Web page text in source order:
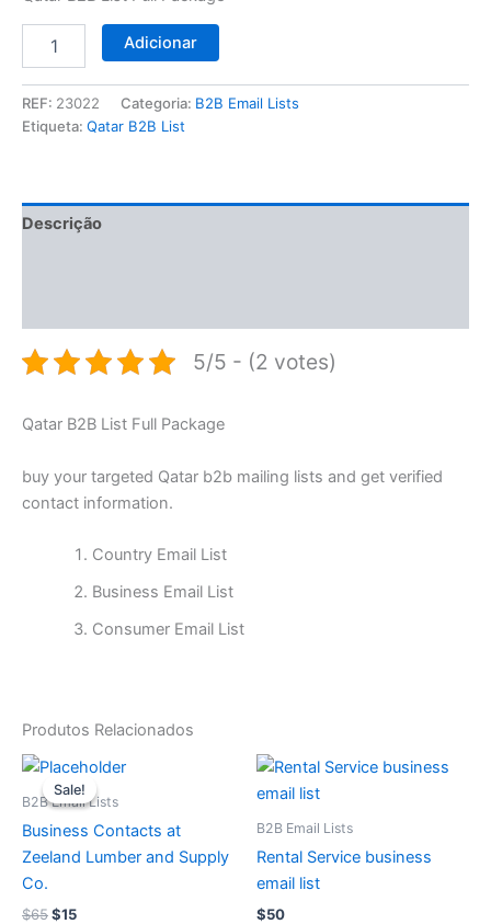
Adicionar
REF: 23022 Categoria: B2B Email Lists
Etiqueta: Qatar B2B List
Descrição
5/5 - (2 votes)
Qatar B2B List Full Package
buy your targeted Qatar b2b mailing lists and get verified
contact information.
Country Email List
Business Email List
Consumer Email List
Produtos Relacionados
Sale!
Sale!
B2B Email Lists
Business Contacts at
Zeeland Lumber and Supply
Co.
$65
O
preço
original
$65.
$15
O
preço
atual
$15.
B2B Email Lists
Rental Service business
email list
$50